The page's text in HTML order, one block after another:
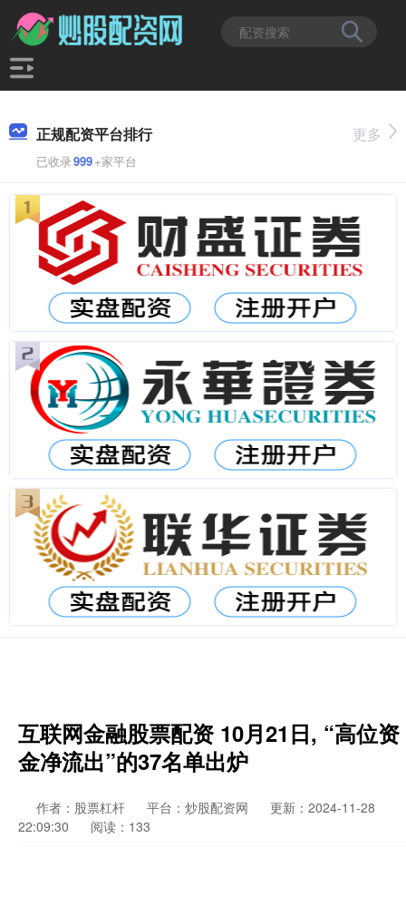
正规配资平台排行
已收录999+家平台
更多
互联网金融股票配资 10月21日, “高位资
金净流出”的37名单出炉
作者：股票杠杆 平台：炒股配资网
更新：2024-11-28
22:09:30
阅读：133